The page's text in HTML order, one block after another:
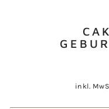
inkl.